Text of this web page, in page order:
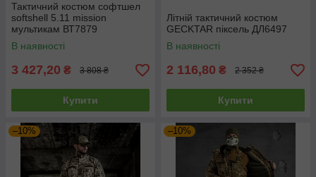
Тактичний костюм софтшел
softshell 5.11 mission
мультикам ВТ7879
В наявності
3 427,20 ₴ 3 808 ₴
Купити
Літній тактичний костюм
GECKTAR піксель ДЛ6497
В наявності
2 116,80 ₴ 2 352 ₴
Купити
–10% –10%